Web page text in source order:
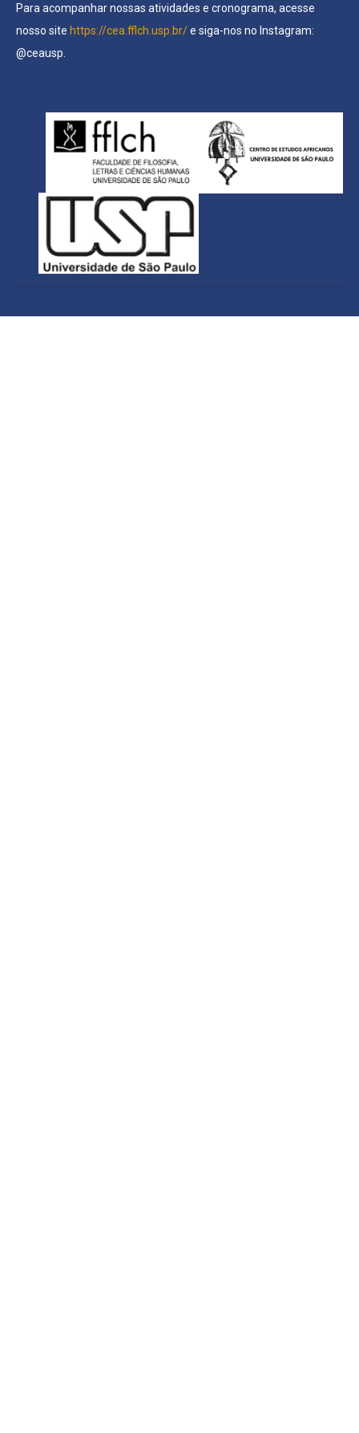
Para acompanhar nossas atividades e cronograma, acesse
nosso site https://cea.fflch.usp.br/e siga-nos no Instagram:
@ceausp.